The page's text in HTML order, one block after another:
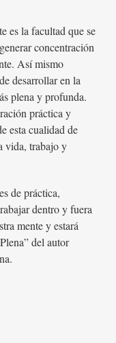
es la facultad que se
concentración
Así mismo
desarrollar en la
plena y profunda.
práctica y
esta cualidad de
vida, trabajo y
de práctica,
dentro y fuera
mente y estará
del autor